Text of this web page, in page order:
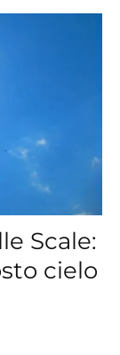
Scale:
cielo